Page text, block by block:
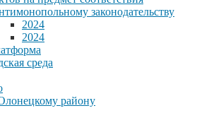
законодательству
2024
2024
среда
району